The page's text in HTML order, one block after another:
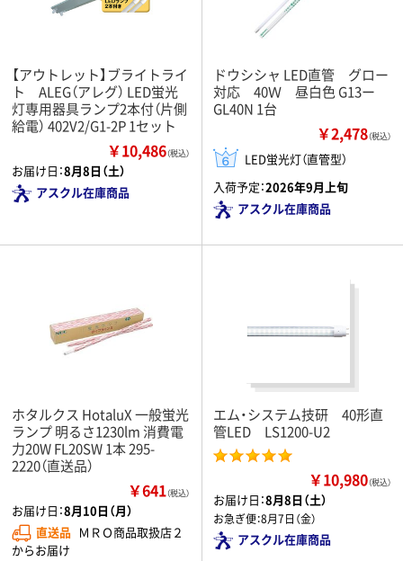
【アウトレット】ブライトライ
ト ALEG（アレグ） LED蛍光
灯専用器具ランプ2本付（片側
給電） 402V2/G1-2P 1セット
￥10,486（税込）
お届け日：8月8日（土）
アスクル在庫商品
ドウシシャ LED直管 グロー
対応 40Ｗ 昼白色 G13ー
GL40N 1台
￥2,478（税込）
LED蛍光灯（直管型）
入荷予定：2026年9月上旬
アスクル在庫商品
ホタルクス HotaluX 一般蛍光
ランプ 明るさ1230lm 消費電
力20W FL20SW 1本 295-
2220（直送品）
￥641（税込）
お届け日：8月10日（月）
直送品 ＭＲＯ商品取扱店２
からお届け
エム・システム技研 40形直
管LED LS1200-U2
￥10,980（税込）
お届け日：8月8日（土）
お急ぎ便：8月7日（金）
アスクル在庫商品